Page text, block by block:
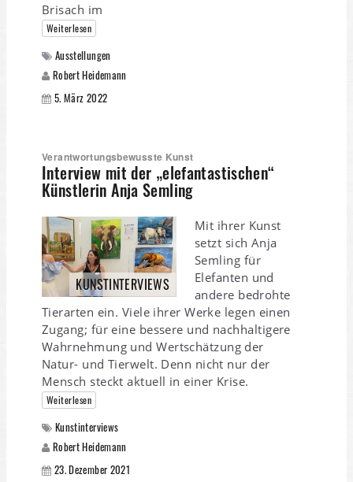
Brisach im
Weiterlesen
Ausstellungen
Robert Heidemann
5. März 2022
Verantwortungsbewusste Kunst
Interview mit der „elefantastischen“
Künstlerin Anja Semling
KUNSTINTERVIEWS
Mit ihrer Kunst
setzt sich Anja
Semling für
Elefanten und
andere bedrohte
Tierarten ein. Viele ihrer Werke legen einen
Zugang; für eine bessere und nachhaltigere
Wahrnehmung und Wertschätzung der
Natur- und Tierwelt. Denn nicht nur der
Mensch steckt aktuell in einer Krise.
Weiterlesen
Kunstinterviews
Robert Heidemann
23. Dezember 2021